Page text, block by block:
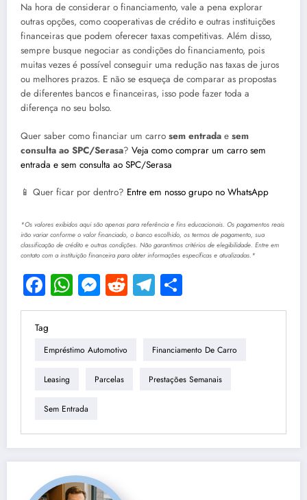
Na hora de considerar o financiamento, vale a pena explorar
outras opções, como cooperativas de crédito e outras instituições
financeiras que podem oferecer taxas competitivas. Além disso,
sempre busque negociar as condições do financiamento, pois
muitas vezes é possível conseguir uma redução nas taxas de juros
ou melhores prazos. E não se esqueça de comparar as propostas
de diferentes bancos e financeiras, isso pode fazer toda a
diferença no seu bolso.
Quer saber como financiar um carro sem entrada e sem
consulta ao SPC/Serasa? Veja como comprar um carro sem
entrada e sem consulta ao SPC/Serasa
📱 Quer ficar por dentro? Entre em nosso grupo no WhatsApp
*Os valores exibidos aqui são apenas para referência e fins educacionais. Os pagamentos reais
irão variar conforme o valor financiado, o banco escolhido, os termos de pagamento, sua
classificação de crédito e outras condições. Não garantimos critérios de elegibilidade. Entre em
contato com a instituição financeira para obter informações específicas e atualizadas.*
Facebook
WhatsApp
Messenger
RedditTelegram
Tag
Empréstimo Automotivo Financiamento De Carro
Leasing Parcelas Prestações Semanais
Sem Entrada